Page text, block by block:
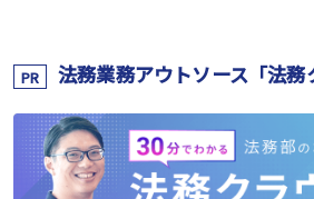
PR 法務業務アウトソース「法